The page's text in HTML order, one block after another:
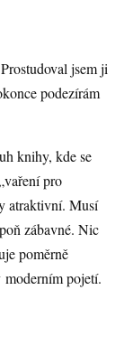
jsem ji
podezírám
knihy, kde se
pro
atraktivní. Musí
zábavné. Nic
poměrně
pojetí.